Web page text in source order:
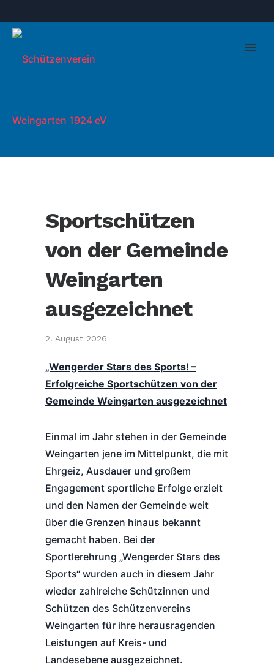
Sportschützen
von der Gemeinde
Weingarten
ausgezeichnet
2. August 2026
„Wengerder Stars des Sports! –
Erfolgreiche Sportschützen von der
Gemeinde Weingarten ausgezeichnet
Einmal im Jahr stehen in der Gemeinde
Weingarten jene im Mittelpunkt, die mit
Ehrgeiz, Ausdauer und großem
Engagement sportliche Erfolge erzielt
und den Namen der Gemeinde weit
über die Grenzen hinaus bekannt
gemacht haben. Bei der
Sportlerehrung „Wengerder Stars des
Sports“ wurden auch in diesem Jahr
wieder zahlreiche Schützinnen und
Schützen des Schützenvereins
Weingarten für ihre herausragenden
Leistungen auf Kreis- und
Landesebene ausgezeichnet.